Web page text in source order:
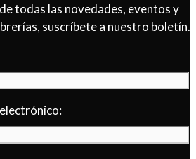
todas las novedades, eventos y
suscríbete a nuestro boletín.